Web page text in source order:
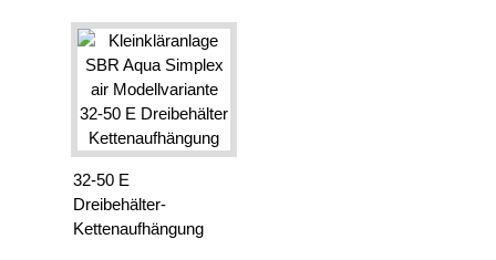
32-50 E
Dreibehälter-
Kettenaufhängung